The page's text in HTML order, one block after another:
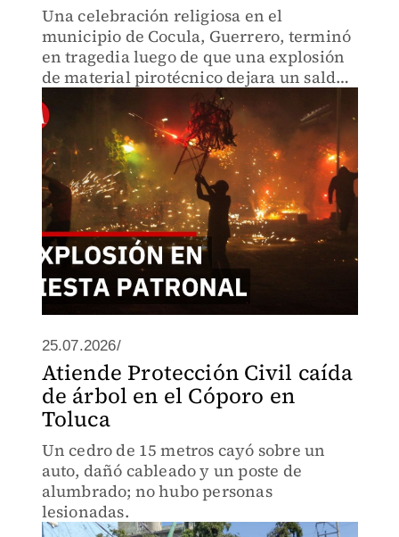
Una celebración religiosa en el
municipio de Cocula, Guerrero, terminó
en tragedia luego de que una explosión
de material pirotécnico dejara un saldo
de tres personas fallecidas y siete
lesionadas, entre ellas dos menores de
edad.
25.07.2026/
Atiende Protección Civil caída
de árbol en el Cóporo en
Toluca
Un cedro de 15 metros cayó sobre un
auto, dañó cableado y un poste de
alumbrado; no hubo personas
lesionadas.